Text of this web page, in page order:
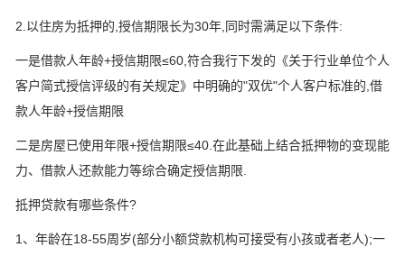
2.以住房为抵押的,授信期限长为30年,同时需满足以下条件:
一是借款人年龄+授信期限≤60,符合我行下发的《关于行业单位个人
客户简式授信评级的有关规定》中明确的"双优"个人客户标准的,借
款人年龄+授信期限
二是房屋已使用年限+授信期限≤40.在此基础上结合抵押物的变现能
力、借款人还款能力等综合确定授信期限.
抵押贷款有哪些条件?
1、年龄在18-55周岁(部分小额贷款机构可接受有小孩或者老人);一